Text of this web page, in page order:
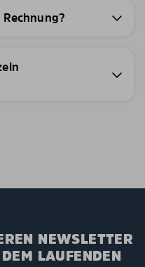
NEWSLETTER
LAUFENDEN